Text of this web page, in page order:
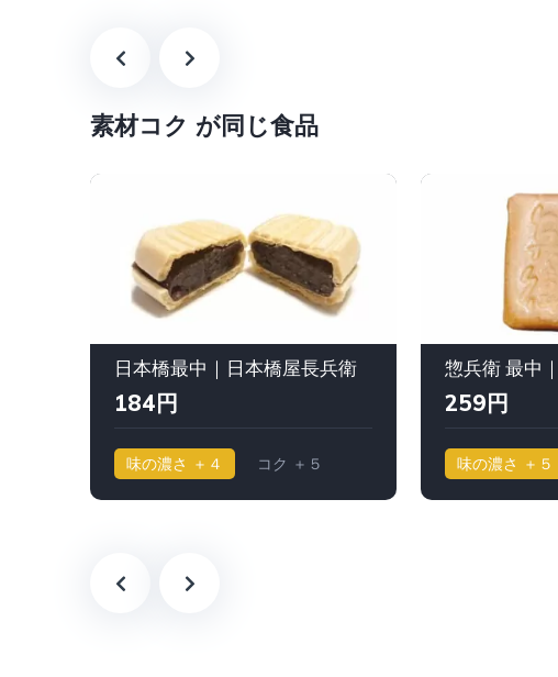
素材コク が同じ食品
日本橋最中｜日本橋屋長兵衛
184円
味の濃さ ＋４ コク ＋５
259円
味の濃さ ＋５